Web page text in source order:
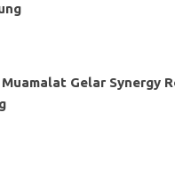
Muamalat Gelar Synergy